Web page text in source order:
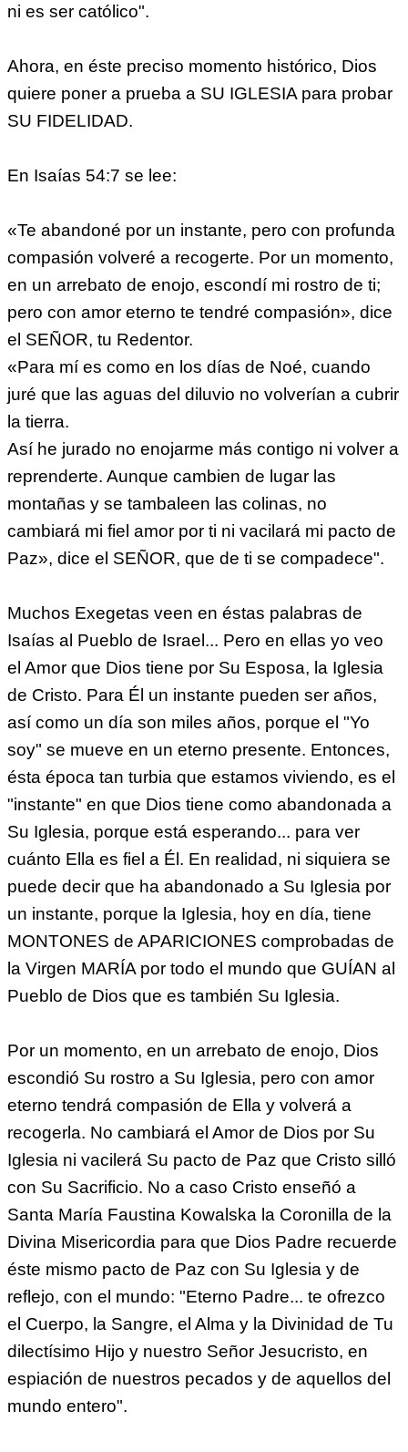
ni es ser católico".
Ahora, en éste preciso momento histórico, Dios
quiere poner a prueba a SU IGLESIA para probar
SU FIDELIDAD.
En Isaías 54:7 se lee:
«Te abandoné por un instante, pero con profunda
compasión volveré a recogerte. Por un momento,
en un arrebato de enojo, escondí mi rostro de ti;
pero con amor eterno te tendré compasión», dice
el SEÑOR, tu Redentor.
«Para mí es como en los días de Noé, cuando
juré que las aguas del diluvio no volverían a cubrir
la tierra.
Así he jurado no enojarme más contigo ni volver a
reprenderte. Aunque cambien de lugar las
montañas y se tambaleen las colinas, no
cambiará mi fiel amor por ti ni vacilará mi pacto de
Paz», dice el SEÑOR, que de ti se compadece".
Muchos Exegetas veen en éstas palabras de
Isaías al Pueblo de Israel... Pero en ellas yo veo
el Amor que Dios tiene por Su Esposa, la Iglesia
de Cristo. Para Él un instante pueden ser años,
así como un día son miles años, porque el "Yo
soy" se mueve en un eterno presente. Entonces,
ésta época tan turbia que estamos viviendo, es el
"instante" en que Dios tiene como abandonada a
Su Iglesia, porque está esperando... para ver
cuánto Ella es fiel a Él. En realidad, ni siquiera se
puede decir que ha abandonado a Su Iglesia por
un instante, porque la Iglesia, hoy en día, tiene
MONTONES de APARICIONES comprobadas de
la Virgen MARÍA por todo el mundo que GUÍAN al
Pueblo de Dios que es también Su Iglesia.
Por un momento, en un arrebato de enojo, Dios
escondió Su rostro a Su Iglesia, pero con amor
eterno tendrá compasión de Ella y volverá a
recogerla. No cambiará el Amor de Dios por Su
Iglesia ni vacilerá Su pacto de Paz que Cristo silló
con Su Sacrificio. No a caso Cristo enseñó a
Santa María Faustina Kowalska la Coronilla de la
Divina Misericordia para que Dios Padre recuerde
éste mismo pacto de Paz con Su Iglesia y de
reflejo, con el mundo: "Eterno Padre... te ofrezco
el Cuerpo, la Sangre, el Alma y la Divinidad de Tu
dilectísimo Hijo y nuestro Señor Jesucristo, en
espiación de nuestros pecados y de aquellos del
mundo entero".